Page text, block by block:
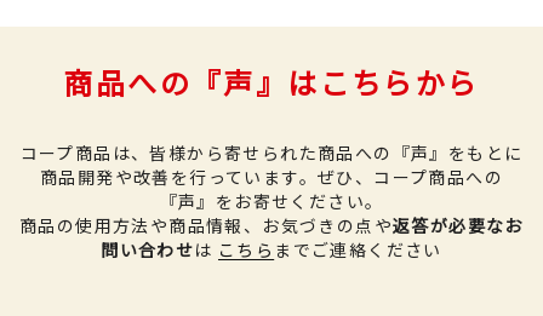
商品への『声』はこちらから
コープ商品は、皆様から寄せられた商品への『声』をもとに
商品開発や改善を行っています。 ぜひ、コープ商品への
『声』をお寄せください。
商品の使用方法や商品情報、お気づきの点や返答が必要なお
問い合わせは こちら までご連絡ください